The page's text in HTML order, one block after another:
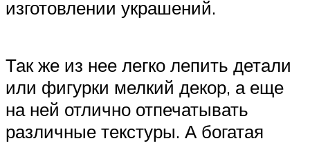
изготовлении украшений.
Так же из нее легко лепить детали
или фигурки мелкий декор, а еще
на ней отлично отпечатывать
различные текстуры. А богатая